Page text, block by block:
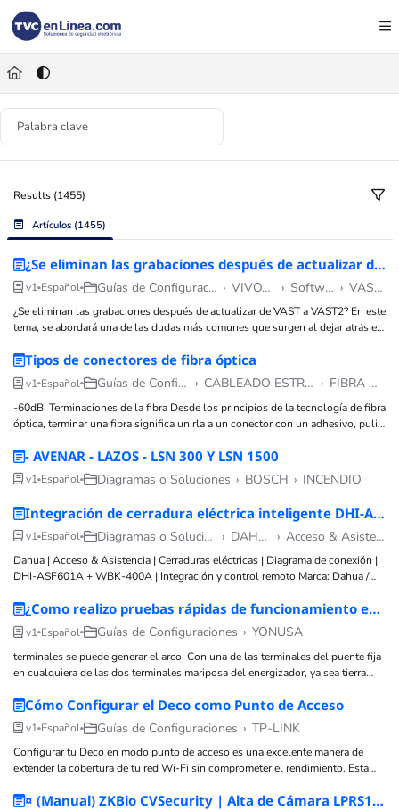
Documentation Index
Fetch the complete documentation index at:
Use this file to discover all available pages before exploring further.
Results (1455)
Artículos (1455)
¿Se eliminan las grabaciones después de actualizar de VAST a VAST2?
v1 Español Guías de Configuraciones › VIVOTEK › Software › VAST 1
¿Se eliminan las grabaciones después de actualizar de VAST a VAST2? En este
tema, se abordará una de las dudas más comunes que surgen al dejar atrás el
Tipos de conectores de fibra óptica
v1 Español Guías de Configuraciones › CABLEADO ESTRUCTURADO › FIBRA ÓPTICA
-60dB. Terminaciones de la fibra Desde los principios de la tecnología de fibra
óptica, terminar una fibra significa unirla a un conector con un adhesivo, pulir
- AVENAR - LAZOS - LSN 300 Y LSN 1500
v1 Español Diagramas o Soluciones › BOSCH › INCENDIO
Integración de cerradura eléctrica inteligente DHI-ASF601A Dahua, con relevador WBK-400-1-12 YLI
v1 Español Diagramas o Soluciones › DAHUA › Acceso & Asistencia
Dahua | Acceso & Asistencia | Cerraduras eléctricas | Diagrama de conexión |
DHI-ASF601A + WBK-400A | Integración y control remoto Marca: Dahua /
inteligentes Tipo de artículo: Diagrama / Solución Nivel técnico: Medio
Tiempo estimado: 20 - 30 min Autor
¿Como realizo pruebas rápidas de funcionamiento en mi energizador yonusa?
v1 Español Guías de Configuraciones › YONUSA
terminales se puede generar el arco. Con una de las terminales del puente fija
en cualquiera de las dos terminales mariposa del energizador, ya sea tierra
Cómo Configurar el Deco como Punto de Acceso
v1 Español Guías de Configuraciones › TP-LINK
Configurar tu Deco en modo punto de acceso es una excelente manera de
extender la cobertura de tu red Wi-Fi sin comprometer el rendimiento. Esta
mantener, ya que
¤ (Manual) ZKBio CVSecurity | Alta de Cámara LPRS1000 en el Módulo de Estacionamiento